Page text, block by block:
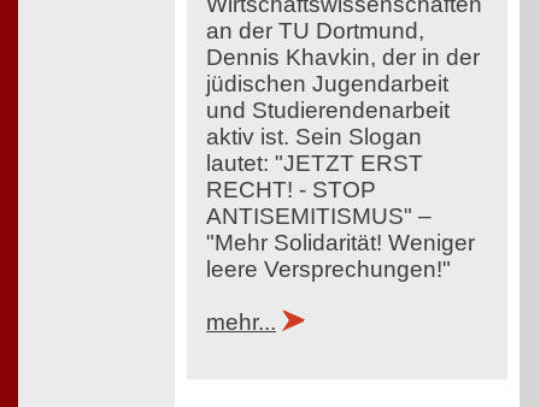
an der TU Dortmund,
Dennis Khavkin, der in der
jüdischen Jugendarbeit
und Studierendenarbeit
aktiv ist. Sein Slogan
lautet: "JETZT ERST
RECHT! - STOP
ANTISEMITISMUS" –
"Mehr Solidarität! Weniger
leere Versprechungen!"
mehr...